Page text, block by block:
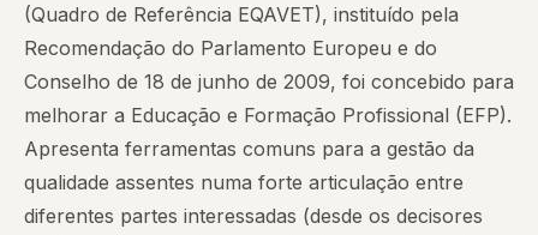
(Quadro de Referência EQAVET), instituído pela
Recomendação do Parlamento Europeu e do
Conselho de 18 de junho de 2009, foi concebido para
melhorar a Educação e Formação Profissional (EFP).
Apresenta ferramentas comuns para a gestão da
qualidade assentes numa forte articulação entre
diferentes partes interessadas (desde os decisores